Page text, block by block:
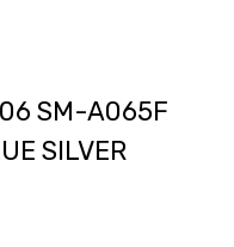
SM-A065F
SILVER